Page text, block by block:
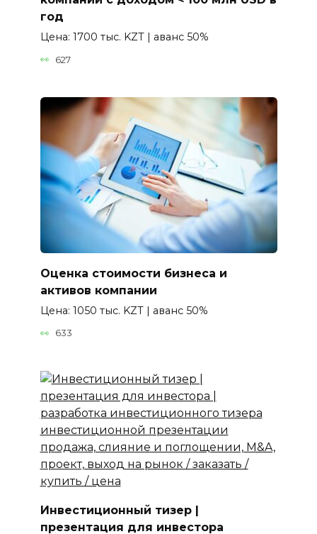
год
Цена: 1700 тыс. KZT | аванс 50%
627
Оценка стоимости бизнеса и
активов компании
Цена: 1050 тыс. KZT | аванс 50%
633
Инвестиционный тизер |
презентация для инвестора